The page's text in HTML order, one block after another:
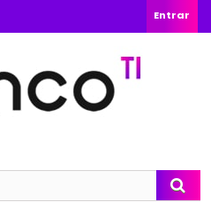
Entrar